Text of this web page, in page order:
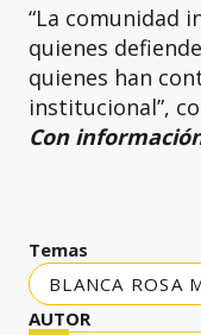
“La comunidad
quienes
quienes han
institucional”,
Con
Temas
BLANCA ROSA
AUTOR